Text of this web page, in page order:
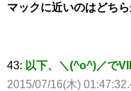
マックに近いのはどち
43: 以下、＼(^o^)／で
2015/07/16(木)